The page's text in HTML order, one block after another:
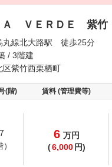
Ａ ＶＥＲＤＥ 紫竹
丸線北大路駅 徒歩25分
/ 3階建
区紫竹西栗栖町
(階) 賃料 (管理費等)
6 万円
(6,000 円)